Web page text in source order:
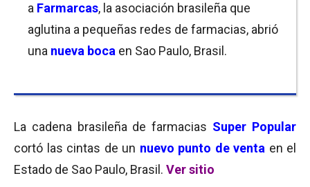
a Farmarcas, la asociación brasileña que
aglutina a pequeñas redes de farmacias, abrió
una nueva boca en Sao Paulo, Brasil.
La cadena brasileña de farmacias Super Popular
cortó las cintas de un nuevo punto de venta en el
Estado de Sao Paulo, Brasil. Ver sitio